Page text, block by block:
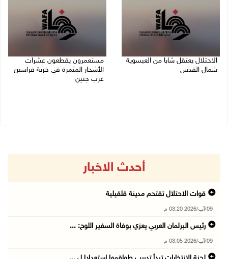
الاحتلال يعتقل شابا من العيسوية
شمال القدس
مستعمرون يقطعون عشرات
الأشجار المثمرة في خربة فراسين
غرب جنين
أحدث الاخبار
قوات الاحتلال تقتحم مدينة قلقيلية
09/آب/2026 03:20 م
رئيس البرلمان العربي يعزي بوفاة السفير اللوح: ...
09/آب/2026 03:05 م